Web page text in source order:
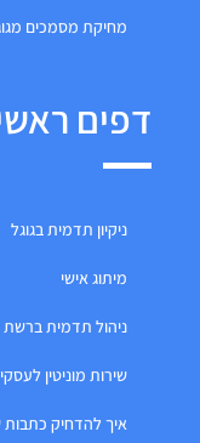
מחיקת מסמכים
דפים
ניקיון תדמית בגוגל
מיתוג אישי
ניהול תדמית ברשת
שירות מוניטין
איך להדחיק כתבות